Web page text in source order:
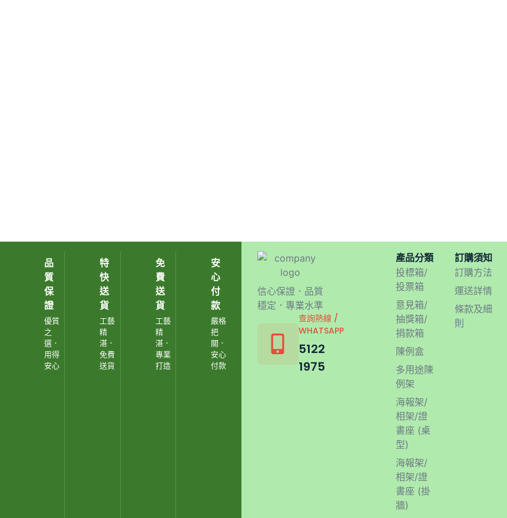
品
質
保
證
優質
之
選．
用得
安心
特
快
送
貨
工藝
精
湛．
免費
送貨
免
費
送
貨
工藝
精
湛．
專業
打造
安
心
付
款
嚴格
把
關．
安心
付款
信心保證．品質
穩定．專業水準
查詢熱線 /
WHATSAPP
5122
1975
產品分類
投標箱/
投票箱
意見箱/
抽獎箱/
捐款箱
陳例盒
多用途陳
例架
海報架/
相架/證
書座 (桌
型)
海報架/
相架/證
書座 (掛
牆)
訂購須知
訂購方法
運送詳情
條款及細
則